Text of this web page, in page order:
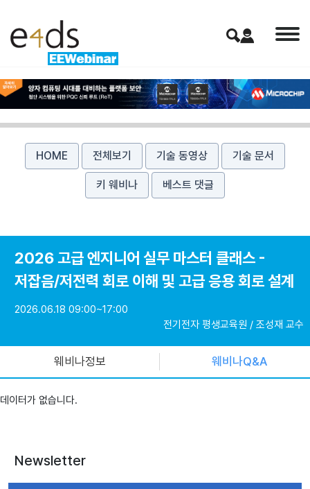
HOME 전체보기 기술 동영상 기술 문서
키 웨비나 베스트 댓글
2026 고급 엔지니어 실무 마스터 클래스 -
저잡음/저전력 회로 이해 및 고급 응용 회로 설계
2026.06.18 09:00~17:00
전기전자 평생교육원 / 조성재 교수
웨비나정보 웨비나Q&A
데이터가 없습니다.
Newsletter